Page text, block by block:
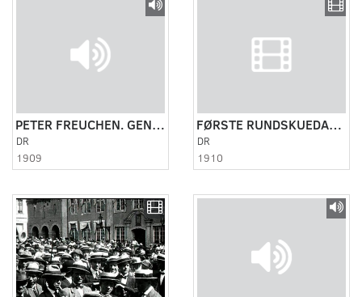
PETER FREUCHEN. GENSYN MED THULE.
DR
1909
FØRSTE RUNDSKUEDAG I RANDERS (1928) 1910
DR
1910